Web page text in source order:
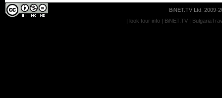
BiNET.TV Ltd. 2009-
| look tour info | BiNET.TV |